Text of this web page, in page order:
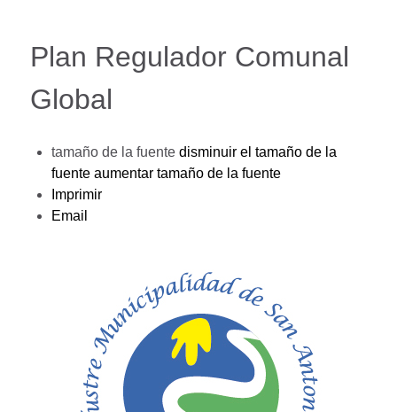
Plan Regulador Comunal
Global
tamaño de la fuente disminuir el tamaño de la
fuente aumentar tamaño de la fuente
Imprimir
Email